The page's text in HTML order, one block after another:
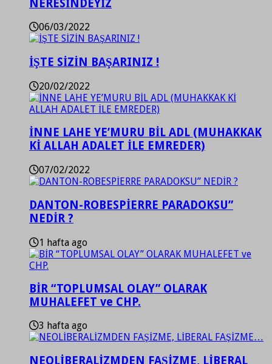
NERESİNDEYİZ
06/03/2022
İŞTE SİZİN BAŞARINIZ !
20/02/2022
İNNE LAHE YE’MURU BİL ADL (MUHAKKAK
Kİ ALLAH ADALET İLE EMREDER)
07/02/2022
DANTON-ROBESPİERRE PARADOKSU”
NEDİR ?
1 hafta ago
BİR “TOPLUMSAL OLAY” OLARAK
MUHALEFET ve CHP.
3 hafta ago
NEOLİBERALİZMDEN FAŞİZME, LİBERAL